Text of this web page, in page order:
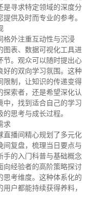
是寻求特定领域的深度分
供及时而专业的参考。
格外注重互动性与沉浸
图表、数据可视化工具进
节。观众可以随时提出心
好的双向学习氛围。这种
限制，让知识的传递变得
探索者，还是希望深化认
中，找到适合自己的学习
思考与成长过程。
求
直播间精心规划了多元化
间复盘，梳理当日要点与
手的入门科普与基础概念
向经验者的高阶策略探讨
思考维度。这种体系化的
户都能持续获得养料，